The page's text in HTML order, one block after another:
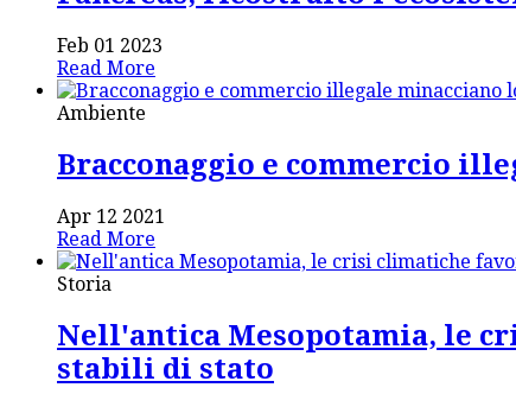
Feb 01 2023
Read More
Ambiente
Bracconaggio e commercio
Apr 12 2021
Read More
Storia
Nell'antica Mesopotamia, le
stabili di stato